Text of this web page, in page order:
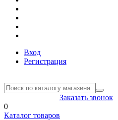
Вход
Регистрация
Заказать звонок
0
Каталог товаров